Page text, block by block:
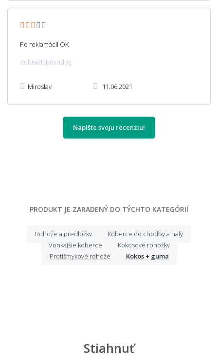
Po reklamácii OK
Zobraziť pôvodný
Miroslav 11.06.2021
Napíšte svoju recenziu!
PRODUKT JE ZARADENÝ DO TÝCHTO KATEGÓRIÍ
Rohože a predložky
Koberce do chodby a haly
Vonkajšie koberce
Kokosové rohožky
Protišmykové rohože
Kokos + guma
Stiahnuť